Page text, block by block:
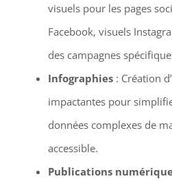
visuels pour les pages
Facebook, visuels
des campagnes
Infographies: Création
impactantes pour
données complexes de
accessible.
Publications